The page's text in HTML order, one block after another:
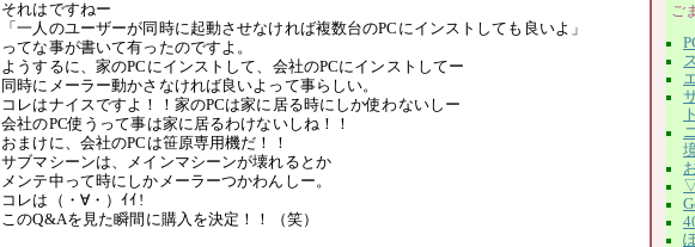
それはですねー
「一人のユーザーが同時に起動させなければ複数台のPCにインストしても良いよ」
ってな事が書いて有ったのですよ。
ようするに、家のPCにインストして、会社のPCにインストしてー
同時にメーラー動かさなければ良いよって事らしい。
コレはナイスですよ！！家のPCは家に居る時にしか使わないしー
会社のPC使うって事は家に居るわけないしね！！
おまけに、会社のPCは笹原専用機だ！！
サブマシーンは、メインマシーンが壊れるとか
メンテ中って時にしかメーラーつかわんしー。
コレは（・∀・）ｲｲ!
このQ&Aを見た瞬間に購入を決定！！（笑）
ご
ト